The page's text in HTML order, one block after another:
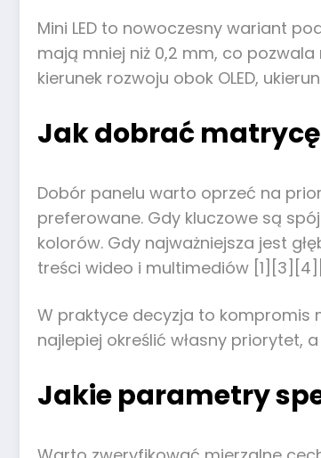
Mini LED to nowoczesny wariant
mają mniej niż 0,2 mm, co
kierunek rozwoju obok OLED,
Jak dobrać
Dobór panelu warto oprzeć na
preferowane. Gdy kluczowe są
kolorów. Gdy najważniejsza jest
treści wideo i multimediów
W praktyce decyzja to kompromis
najlepiej określić własny
Jakie parametry